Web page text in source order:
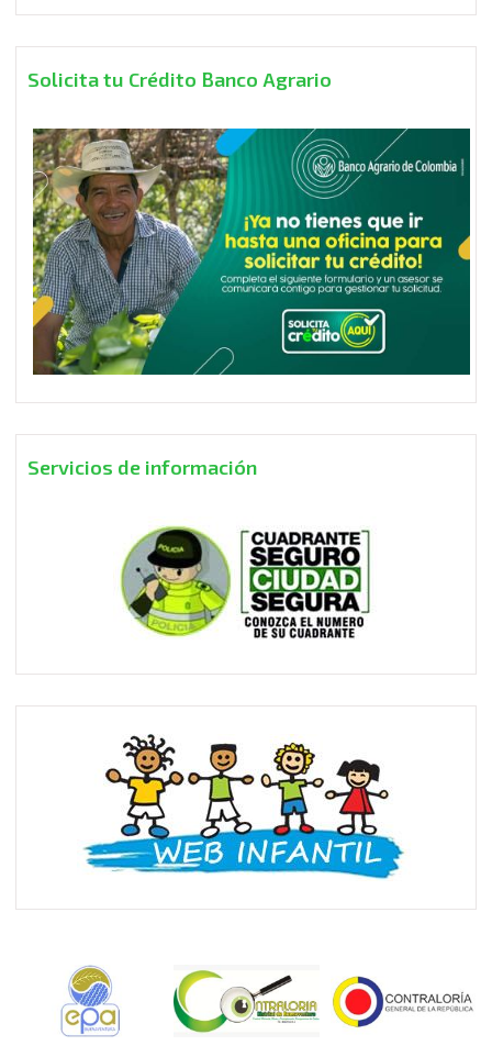
Solicita tu Crédito Banco Agrario
Servicios de información